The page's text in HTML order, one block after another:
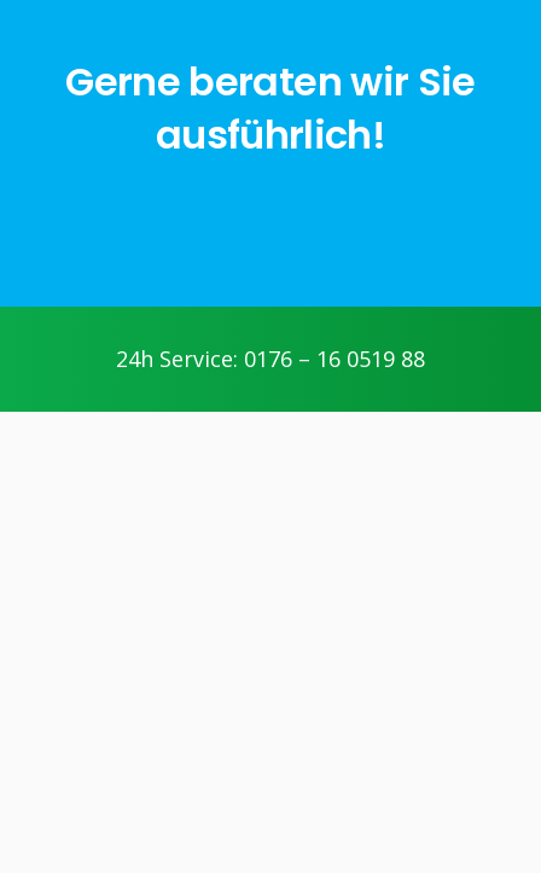
Gerne beraten wir Sie
ausführlich!
24h Service: 0176 – 16 0519 88